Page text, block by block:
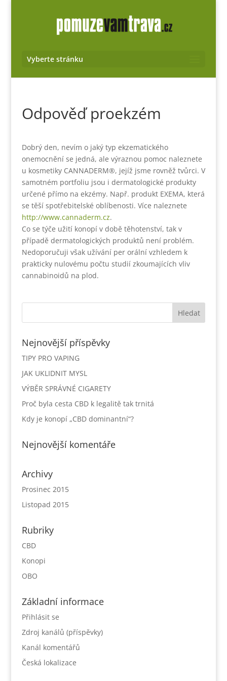
Vyberte stránku
Odpověď proekzém
Dobrý den, nevím o jaký typ ekzematického
onemocnění se jedná, ale výraznou pomoc naleznete
u kosmetiky CANNADERM®, jejíž jsme rovněž tvůrci. V
samotném portfoliu jsou i dermatologické produkty
určené přímo na ekzémy. Např. produkt EXEMA, která
se těší spotřebitelské oblíbenosti. Více naleznete
http://www.cannaderm.cz.
Co se týče užití konopí v době těhotenství, tak v
případě dermatologických produktů není problém.
Nedoporučuji však užívání per orální vzhledem k
prakticky nulovému počtu studií zkoumajících vliv
cannabinoidů na plod.
Nejnovější příspěvky
TIPY PRO VAPING
JAK UKLIDNIT MYSL
VÝBĚR SPRÁVNÉ CIGARETY
Proč byla cesta CBD k legalitě tak trnitá
Kdy je konopí „CBD dominantní“?
Nejnovější komentáře
Archivy
Prosinec 2015
Listopad 2015
Rubriky
CBD
Konopi
OBO
Základní informace
Přihlásit se
Zdroj kanálů (příspěvky)
Kanál komentářů
Česká lokalizace